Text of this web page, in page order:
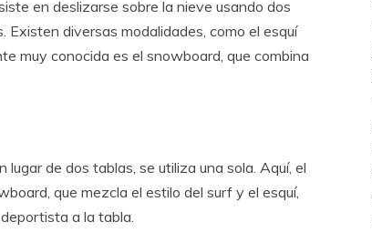
en deslizarse sobre la nieve usando dos
diversas modalidades, como el esquí
muy conocida es el snowboard, que combina
de dos tablas, se utiliza una sola. Aquí, el
que mezcla el estilo del surf y el esquí,
a la tabla.